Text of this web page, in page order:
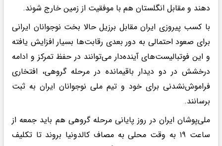
دهند و مقابل انگلستان هم با موفقیت از زمین خارج شوند.
با کسب پیروزی ایران مقابل برزیل حالا بخت نوجوانان ایرانی
برای صعود احتمالی به دور بعدی رقابت‌ها بسیار افزایش یافته
و این فوتبالیست‌های آینده‌دار می‌توانند در حفظ تمرکز و ادامه
درخشش در دو دیدار باقیمانده در مرحله گروهی، افتخاری
فراموش‌نشدنی برای خود و تیم ملی نوجوانان ایران به ثبت
برسانند.
ملی‌پوشان ایران در روز پایانی مرحله گروهی هم باید جمعه از
ساعت ۱۹ به وقت محلی به مصاف کالدونیا بروند تا تکلیف